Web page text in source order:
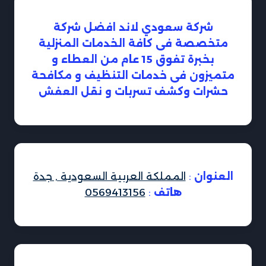
شركة سعودي لاند افضل شركة
متخصصة فى كافة الخدمات المنزلية
بخبرة تفوق 15 عام من العطاء و
متميزون فى خدمات التنظيف و مكافحة
حشرات وكشف تسربات و نقل العفش
العنوان : المملكة العربية السعودية , جدة
هاتف :
0569413156